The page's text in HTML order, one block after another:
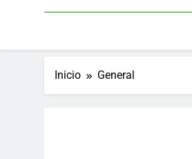
Inicio General